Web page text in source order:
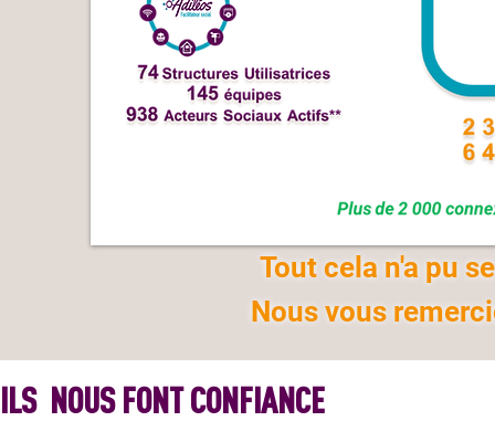
Tout cela n'a pu
Nous vous
ILS NOUS FONT CONFIANCE